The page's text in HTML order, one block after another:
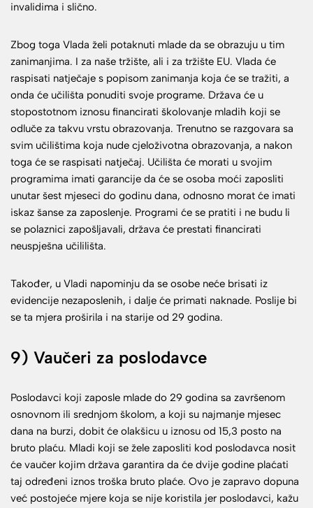
invalidima i slično.
Zbog toga Vlada želi potaknuti mlade da se obrazuju u tim
zanimanjima. I za naše tržište, ali i za tržište EU. Vlada će
raspisati natječaje s popisom zanimanja koja će se tražiti, a
onda će učilišta ponuditi svoje programe. Država će u
stopostotnom iznosu financirati školovanje mladih koji se
odluče za takvu vrstu obrazovanja. Trenutno se razgovara sa
svim učilištima koja nude cjeloživotna obrazovanja, a nakon
toga će se raspisati natječaj. Učilišta će morati u svojim
programima imati garancije da će se osoba moći zaposliti
unutar šest mjeseci do godinu dana, odnosno morat će imati
iskaz šanse za zaposlenje. Programi će se pratiti i ne budu li
se polaznici zapošljavali, država će prestati financirati
neuspješna učililišta.
Također, u Vladi napominju da se osobe neće brisati iz
evidencije nezaposlenih, i dalje će primati naknade. Poslije bi
se ta mjera proširila i na starije od 29 godina.
9) Vaučeri za poslodavce
Poslodavci koji zaposle mlade do 29 godina sa završenom
osnovnom ili srednjom školom, a koji su najmanje mjesec
dana na burzi, dobit će olakšicu u iznosu od 15,3 posto na
bruto plaću. Mladi koji se žele zaposliti kod poslodavca nosit
će vaučer kojim država garantira da će dvije godine plaćati
taj određeni iznos troška bruto plaće. Ovo je zapravo dopuna
već postojeće mjere koja se nije koristila jer poslodavci, kažu